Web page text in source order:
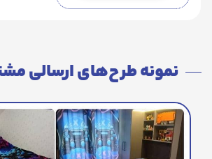
نمونه طرح‌های ارسالی